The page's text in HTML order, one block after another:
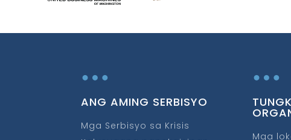
…
ANG AMING SERBISYO
Mga Serbisyo sa Krisis
…
Mga